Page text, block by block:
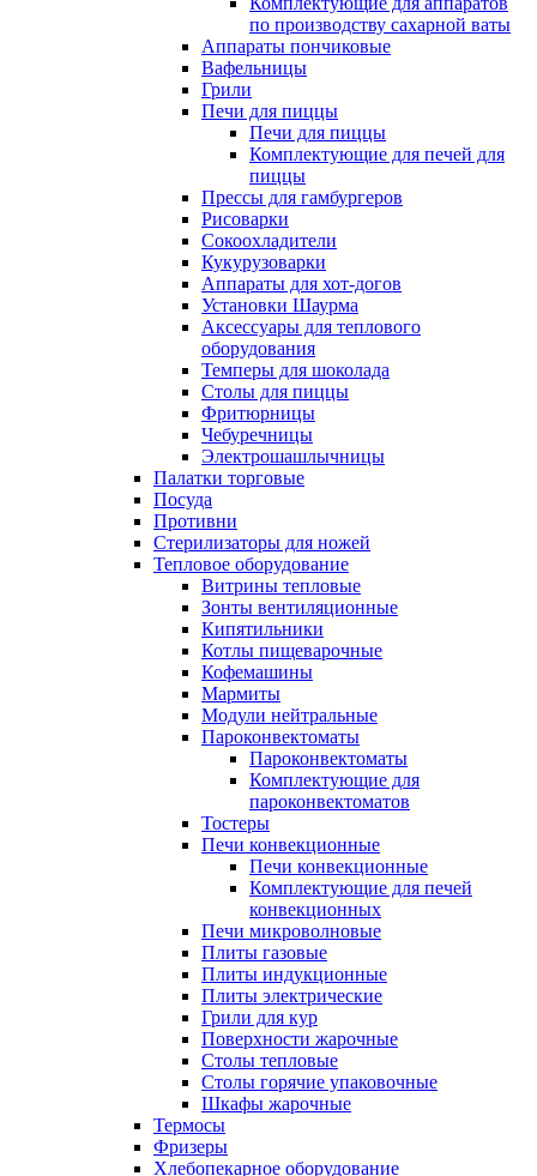
по производству сахарной ваты
Аппараты пончиковые
Вафельницы
Грили
Печи для пиццы
Печи для пиццы
Комплектующие для печей для
пиццы
Прессы для гамбургеров
Рисоварки
Сокоохладители
Кукурузоварки
Аппараты для хот-догов
Установки Шаурма
Аксессуары для теплового
оборудования
Темперы для шоколада
Столы для пиццы
Фритюрницы
Чебуречницы
Электрошашлычницы
Палатки торговые
Посуда
Противни
Стерилизаторы для ножей
Тепловое оборудование
Витрины тепловые
Зонты вентиляционные
Кипятильники
Котлы пищеварочные
Кофемашины
Мармиты
Модули нейтральные
Пароконвектоматы
Пароконвектоматы
Комплектующие для
пароконвектоматов
Тостеры
Печи конвекционные
Печи конвекционные
Комплектующие для печей
конвекционных
Печи микроволновые
Плиты газовые
Плиты индукционные
Плиты электрические
Грили для кур
Поверхности жарочные
Столы тепловые
Столы горячие упаковочные
Шкафы жарочные
Термосы
Фризеры
Хлебопекарное оборудование